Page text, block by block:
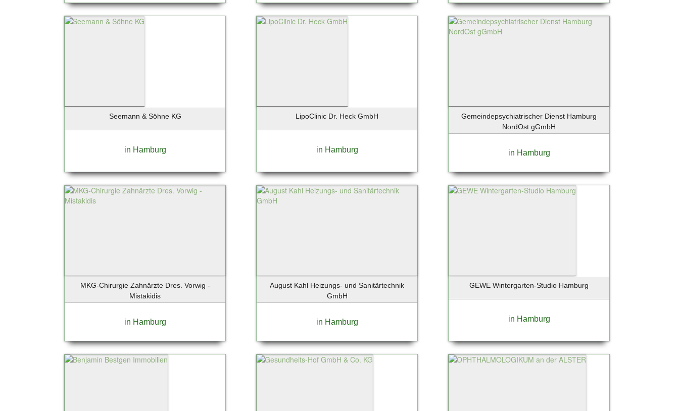
Seemann & Söhne KG
in Hamburg
LipoClinic Dr. Heck GmbH
in Hamburg
Gemeindepsychiatrischer Dienst Hamburg
NordOst gGmbH
in Hamburg
MKG-Chirurgie Zahnärzte Dres. Vorwig -
Mistakidis
in Hamburg
August Kahl Heizungs- und Sanitärtechnik
GmbH
in Hamburg
GEWE Wintergarten-Studio Hamburg
in Hamburg